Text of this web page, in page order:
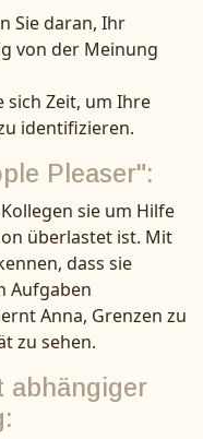
Sie daran, Ihr
von der Meinung
sich Zeit, um Ihre
identifizieren.
Pleaser":
sie um Hilfe
überlastet ist. Mit
dass sie
Aufgaben
Anna, Grenzen zu
zu sehen.
abhängiger